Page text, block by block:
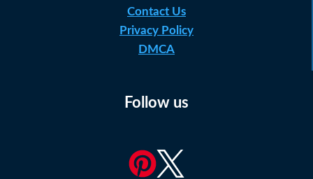
Contact Us
Privacy Policy
DMCA
Follow us